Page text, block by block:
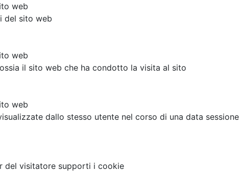
web
del sito web
web
il sito web che ha condotto la visita al sito
web
dallo stesso utente nel corso di una data sessione
del visitatore supporti i cookie